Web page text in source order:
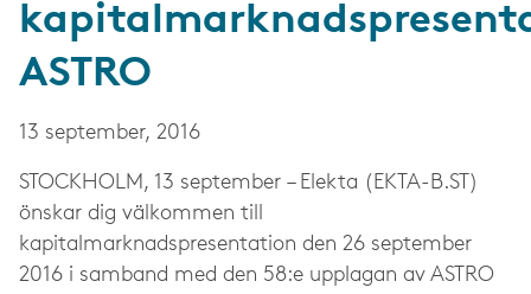
ASTRO
13 september, 2016
STOCKHOLM, 13 september – Elekta (EKTA-B.ST)
önskar dig välkommen till
kapitalmarknadspresentation den 26 september
2016 i samband med den 58:e upplagan av ASTRO